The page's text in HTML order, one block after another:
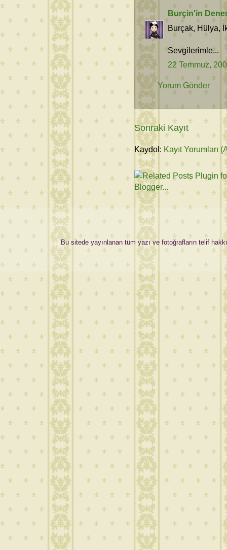
Burçin'in
Burçak, Hülya,
Sevgilerimle...
22 Temmuz,
Yorum Gönder
Sonraki Kayıt
Kaydol: Kayıt Yorumları
Bu sitede yayınlanan tüm yazı ve fotoğrafların telif